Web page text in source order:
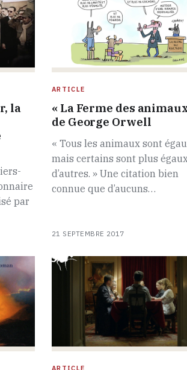
la
par
ARTICLE
« La Ferme des
de George Orwell
« Tous les animaux sont
mais certains sont plus
d’autres. » Une citation bien
connue que d’aucuns…
21 SEPTEMBRE 2017
ARTICLE